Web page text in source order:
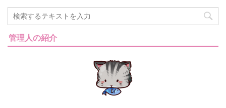
管理人の紹介